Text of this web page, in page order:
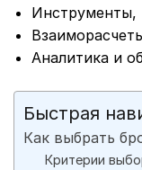
Инструменты,
Аналитика и
Быстрая
Как выбрать
Критерии